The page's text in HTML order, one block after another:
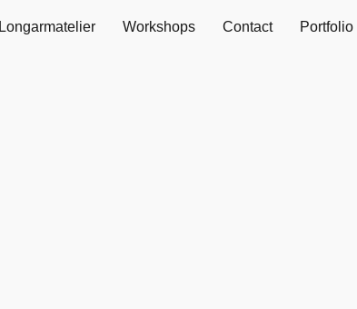
Longarmatelier Workshops Contact Portfolio